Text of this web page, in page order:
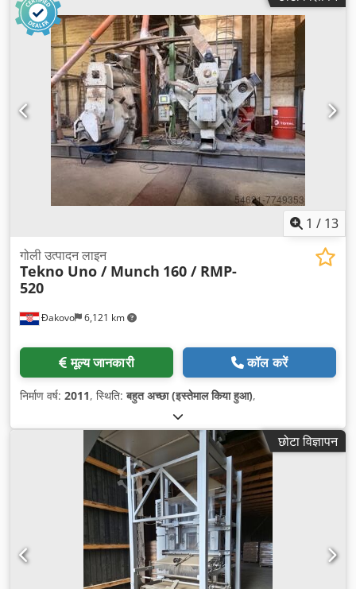
1 / 13
Đakovo 6,121 km
गोली उत्पादन लाइन
Tekno Uno / Munch 160 / RMP-
520
मूल्य जानकारी कॉल करें
निर्माण वर्ष: 2011, स्थिति:बहुत अच्छा (इस्तेमाल किया हुआ),
छोटा विज्ञापन